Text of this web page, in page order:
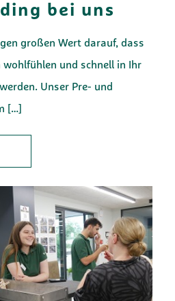
bei uns
großen Wert darauf, dass
wohlfühlen und schnell in Ihr
Unser Pre- und
[…]